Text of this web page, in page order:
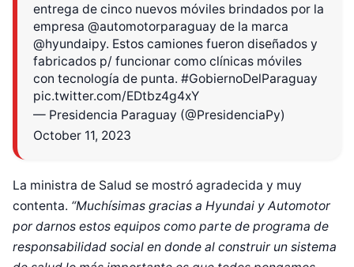
entrega de cinco nuevos móviles brindados por la
empresa @automotorparaguay de la marca
@hyundaipy. Estos camiones fueron diseñados y
fabricados p/ funcionar como clínicas móviles
con tecnología de punta. #GobiernoDelParaguay
pic.twitter.com/EDtbz4g4xY
— Presidencia Paraguay (@PresidenciaPy)
October 11, 2023
La ministra de Salud se mostró agradecida y muy
contenta. “Muchísimas gracias a Hyundai y Automotor
por darnos estos equipos como parte de programa de
responsabilidad social en donde al construir un sistema